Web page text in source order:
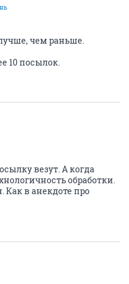
чем раньше.
10 посылок.
везут. А когда
обработки.
Как в анекдоте про